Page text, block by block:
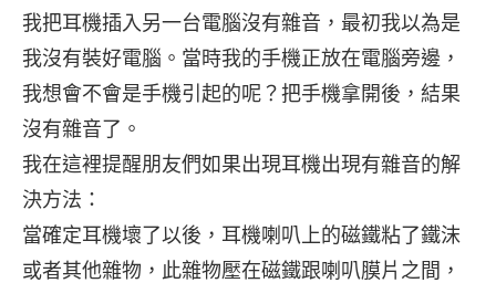
我把耳機插入另一台電腦沒有雜音，最初我以為是
我沒有裝好電腦。當時我的手機正放在電腦旁邊，
我想會不會是手機引起的呢？把手機拿開後，結果
沒有雜音了。
我在這裡提醒朋友們如果出現耳機出現有雜音的解
決方法：
當確定耳機壞了以後，耳機喇叭上的磁鐵粘了鐵沫
或者其他雜物，此雜物壓在磁鐵跟喇叭膜片之間，